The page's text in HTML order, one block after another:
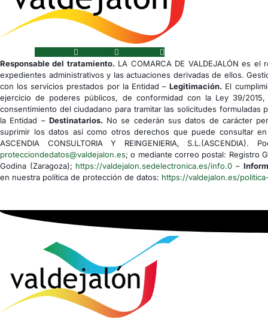
Responsable del tratamiento.LA COMARCA DE VALDEJALÓN es
expedientes administrativos y las actuaciones derivadas de ellos.
con los servicios prestados por la Entidad –Legitimación. El
ejercicio de poderes públicos, de conformidad con la Ley 39/
consentimiento del ciudadano para tramitar las solicitudes
la Entidad – Destinatarios.No se cederán sus datos de carácter
suprimir los datos así como otros derechos que puede consultar
ASCENDIA CONSULTORIA Y REINGENIERIA,
protecciondedatos@valdejalon.es; o mediante correo postal: Registro
Godina (Zaragoza); https://valdejalon.sedelectronica.es/info.0 –
en nuestra política de protección de datos: https://valdejalon.es/